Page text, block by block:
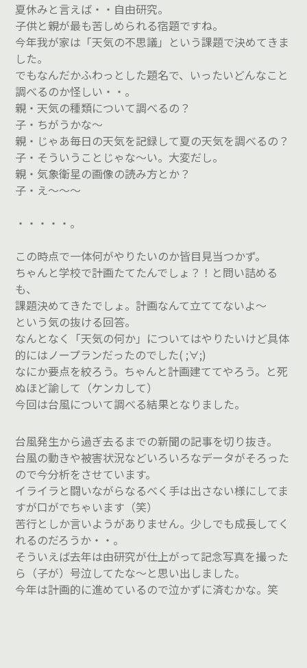
夏休みと言えば・・自由研究。
子供と親が最も苦しめられる宿題ですね。
今年我が家は「天気の不思議」という課題で決めてきま
した。
でもなんだかふわっとした題名で、いったいどんなこと
調べるのか怪しい・・。
親・天気の種類について調べるの？
子・ちがうかな～
親・じゃあ毎日の天気を記録して夏の天気を調べるの？
子・そういうことじゃな～い。大変だし。
親・気象衛星の画像の読み方とか？
子・え～～～
・・・・・。
この時点で一体何がやりたいのか皆目見当つかず。
ちゃんと学校で計画たてたんでしょ？！と問い詰める
も、
課題決めてきたでしょ。計画なんて立ててないよ～
という気の抜ける回答。
なんとなく「天気の何か」についてはやりたいけど具体
的にはノープランだったのでした( ;∀;)
なにか要点を絞ろう。ちゃんと計画建ててやろう。と死
ぬほど諭して（ケンカして）
今回は台風について調べる結果となりました。
台風発生から過ぎ去るまでの新聞の記事を切り抜き。
台風の動きや被害状況などいろいろなデータがそろった
ので今分析をさせています。
イライラと闘いながらなるべく手は出さない様にしてま
すが口がでちゃいます（笑）
苦行としか言いようがありません。少しでも成長してく
れるのだろうか・・。
そういえば去年は由研究が仕上がって記念写真を撮った
ら（子が）号泣してたな～と思い出しました。
今年は計画的に進めているので泣かずに済むかな。笑